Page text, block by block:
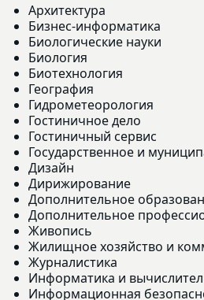
Архитектура
Бизнес-информатика
Биологические науки
Биология
Биотехнология
География
Гидрометеорология
Гостиничное дело
Гостиничный сервис
Государственное и
Дизайн
Дирижирование
Дополнительное
Дополнительное
Живопись
Жилищное хозяйство и
Журналистика
Информатика и
Информационная